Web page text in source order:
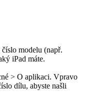
modelu (např.
iPad máte.
> O aplikaci. Vpravo
dílu, abyste našli